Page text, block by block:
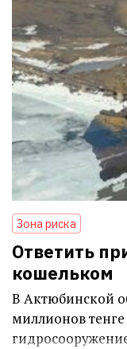
Зона риска
Ответить
кошельком
В Актюбинской
миллионов